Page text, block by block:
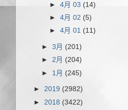
►4月 03(14)
►4月 02 (5)
►4月 01 (11)
►3月 (201)
►2月 (204)
► 1月 (245)
► 2019 (2982)
► 2018 (3422)